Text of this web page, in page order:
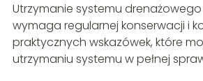
Utrzymanie systemu
wymaga regularnej konserwacji i
praktycznych wskazówek, które
utrzymaniu systemu w pełnej